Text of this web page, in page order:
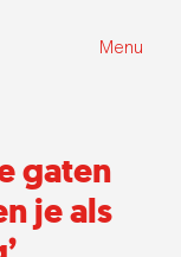
Menu
gaten
je als